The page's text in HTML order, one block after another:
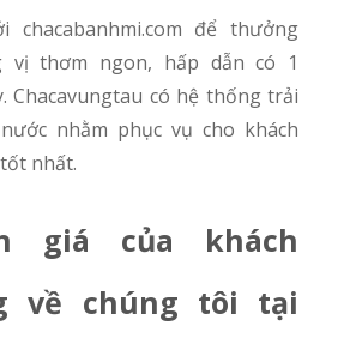
vị thơm ngon, hấp dẫn có 1
Chacavungtau có hệ thống trải
nhằm phục vụ cho khách
nhất.
giá của khách
về chúng tôi tại